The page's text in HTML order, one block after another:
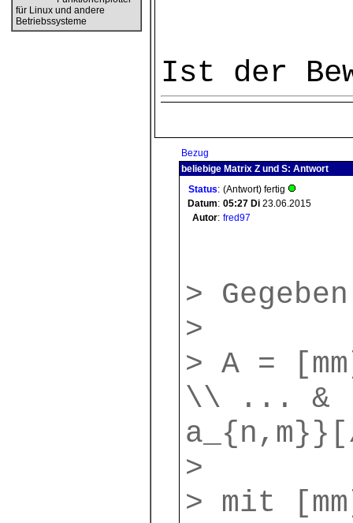
für Linux und andere
Betriebssysteme
Ist der
Bezug
beliebige Matrix Z und S: Antwort
Status: (Antwort) fertig
Datum: 05:27 Di 23.06.2015
Autor: fred97
>
>
> A =
\\ ... &
>
> mit